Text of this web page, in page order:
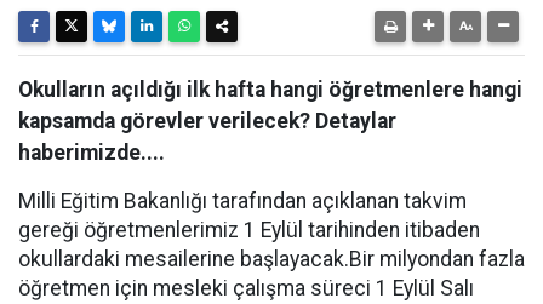
Okulların açıldığı ilk hafta hangi öğretmenlere hangi
kapsamda görevler verilecek? Detaylar
haberimizde....
Milli Eğitim Bakanlığı tarafından açıklanan takvim
gereği öğretmenlerimiz 1 Eylül tarihinden itibaden
okullardaki mesailerine başlayacak.Bir milyondan fazla
öğretmen için mesleki çalışma süreci 1 Eylül Salı